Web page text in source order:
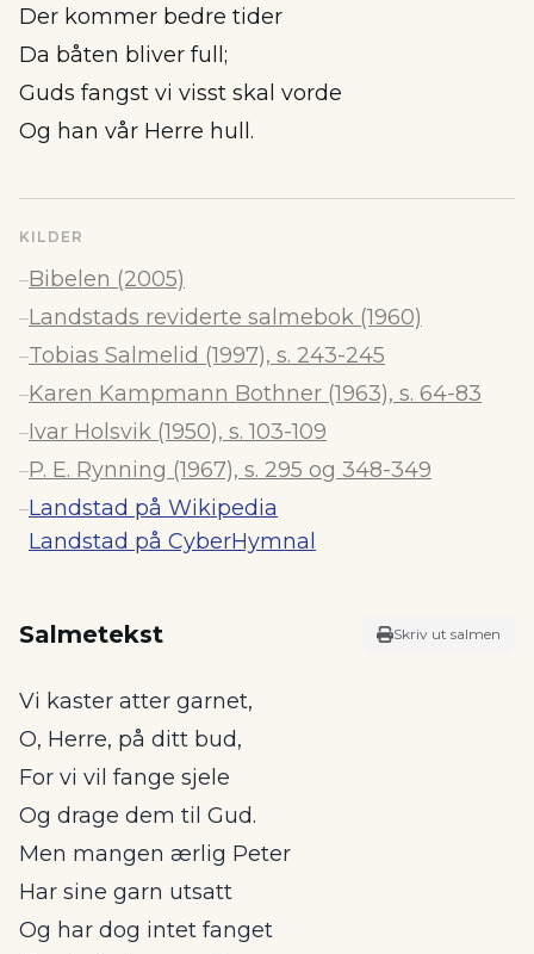
Der kommer bedre tider
Da båten bliver full;
Guds fangst vi visst skal vorde
Og han vår Herre hull.
KILDER
–Bibelen (2005)
–Landstads reviderte salmebok (1960)
–Tobias Salmelid (1997), s. 243-245
–Karen Kampmann Bothner (1963), s. 64-83
–Ivar Holsvik (1950), s. 103-109
–P. E. Rynning (1967), s. 295 og 348-349
–Landstad på Wikipedia
Landstad på CyberHymnal
Salmetekst Skriv ut salmen
Vi kaster atter garnet,
O, Herre, på ditt bud,
For vi vil fange sjele
Og drage dem til Gud.
Men mangen ærlig Peter
Har sine garn utsatt
Og har dog intet fanget